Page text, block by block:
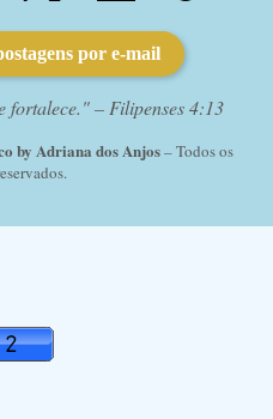
por e-mail
fortalece." – Filipenses 4:13
by Adriana dos Anjos– Todos os